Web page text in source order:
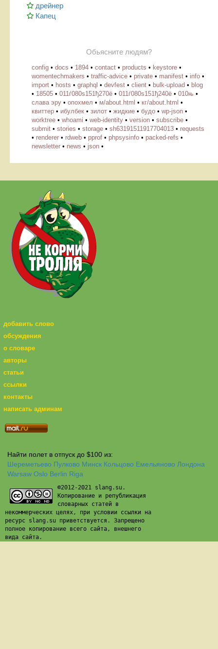
дрейнер
Капец
Обьясните людям?
config • docs • 1894 • contact • products • keystore •
womentechmakers • traffic-advice • private • manifest • info •
import • hosts • graphql • devfest • client • bulk-upload • blog
• 18505 • 011ѓ080ѕ151ђ270ё • 011ѓ080ѕ151ђ240ё • 010њ •
слава эру • опохмел • м/about.html • кг/about.html •
квиттер • ибулбек • зилот • жидкие • будо • wp-json •
worktree • whoami • web-identity • version • subscribe •
submit • stories • storage • sh63191511917704013 • requests
• renderer • rdweb • pprof • phpsysinfo • packed-refs •
newsletter • news • json •
добавить слово
обсуждения
о словаре
авторы
статьи
ссылки
контакты
написать админам
Найти полет в отпуск до $100 из:
Шереметьево Пулково Минск Кольцово Емельяново Лондона
Warsaw Oslo Berlin Riga
©2012-2021 slang.su.
Копирование и републикация
словарных статей в
некоммерческих целях, при условии ссылки на
ресурс slang.su приветствуется. Запрещено
полное копирование всего сайта, внешнего
вида сайта.